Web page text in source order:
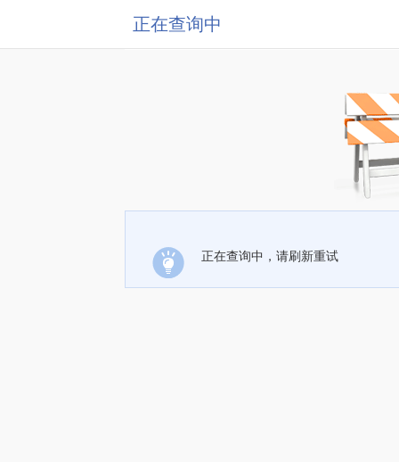
正在查询中
正在查询中，请刷新重试